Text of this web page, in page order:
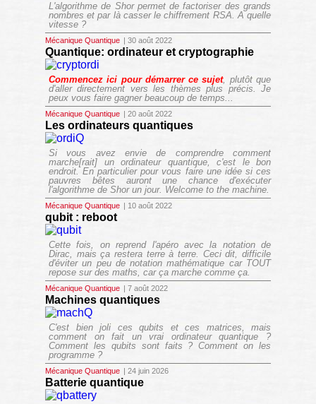
L'algorithme de Shor permet de factoriser des grands
nombres et par là casser le chiffrement RSA. A quelle
vitesse ?
Mécanique Quantique | 30 août 2022
Quantique: ordinateur et cryptographie
Commencez ici pour démarrer ce sujet, plutôt que
d'aller directement vers les thèmes plus précis. Je
peux vous faire gagner beaucoup de temps...
Mécanique Quantique | 20 août 2022
Les ordinateurs quantiques
Si vous avez envie de comprendre comment
marche[rait] un ordinateur quantique, c'est le bon
endroit. En particulier pour vous faire une idée si ces
pauvres bêtes auront une chance d'exécuter
l'algorithme de Shor un jour. Welcome to the machine.
Mécanique Quantique | 10 août 2022
qubit : reboot
Cette fois, on reprend l'apéro avec la notation de
Dirac, mais ça restera terre à terre. Ceci dit, difficile
d'éviter un peu de notation mathématique car TOUT
repose sur des maths, car ça marche comme ça.
Mécanique Quantique | 7 août 2022
Machines quantiques
C'est bien joli ces qubits et ces matrices, mais
comment on fait un vrai ordinateur quantique ?
Comment les qubits sont faits ? Comment on les
programme ?
Mécanique Quantique | 24 juin 2026
Batterie quantique